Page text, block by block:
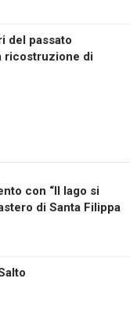
del passato
ricostruzione di
con “Il lago si
di Santa Filippa